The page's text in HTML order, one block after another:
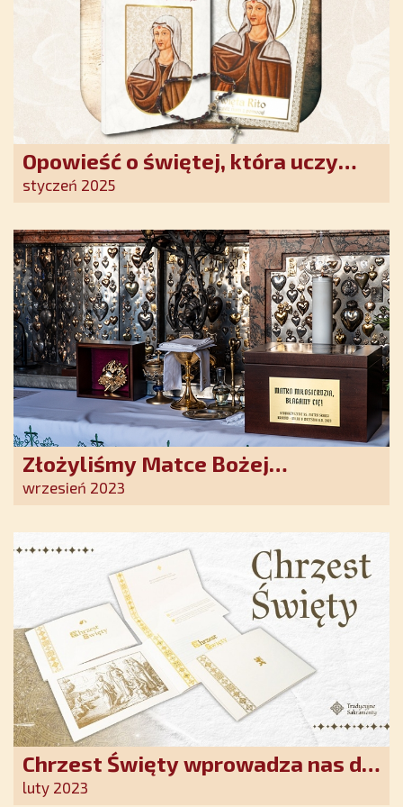
Opowieść o świętej, która uczy
szczerego oddania się Bogu.
nadziei w XXI wieku
styczeń 2025
Złożyliśmy Matce Bożej
Ostrobramskiej pozłacane wotum
wrzesień 2023
Chrzest Święty wprowadza nas do
wspólnoty Kościoła. Nasz pakiet
luty 2023